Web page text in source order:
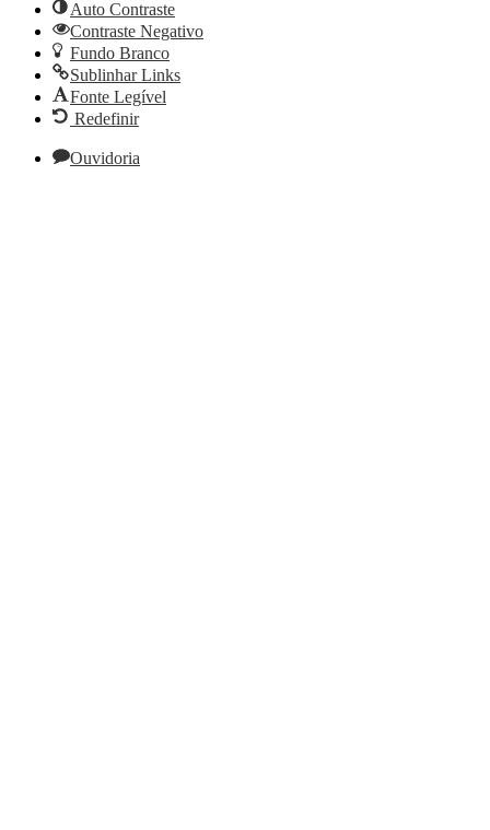
Auto Contraste
Contraste Negativo
Fundo Branco
Sublinhar Links
Fonte Legível
Redefinir
Ouvidoria